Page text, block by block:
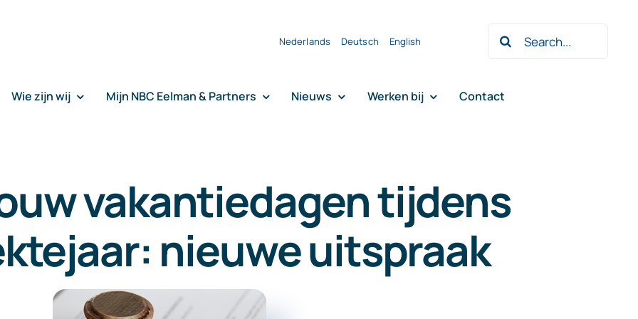
Nederlands Deutsch English
Zoeken
naar:
Wie zijn wij Mijn NBC Eelman & Partners Nieuws Werken bij Contact
vakantiedagen tijdens
nieuwe uitspraak